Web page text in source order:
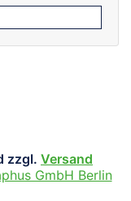
zzgl. Versand
GmbH Berlin